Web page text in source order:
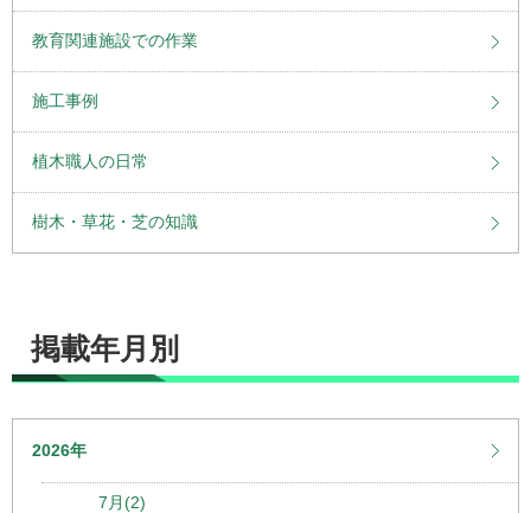
教育関連施設での作業
施工事例
植木職人の日常
樹木・草花・芝の知識
掲載年月別
2026年
7月(2)